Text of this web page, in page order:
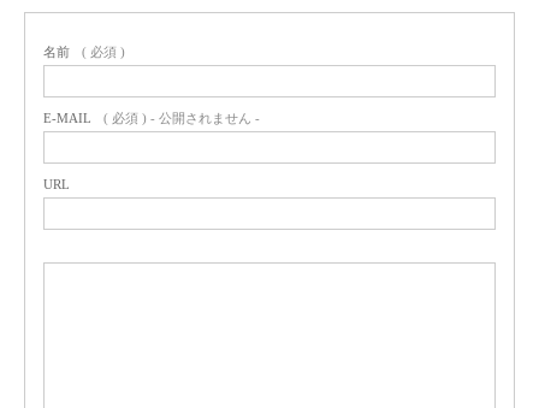
名前 ( 必須 )
E-MAIL ( 必須 ) - 公開されません -
URL